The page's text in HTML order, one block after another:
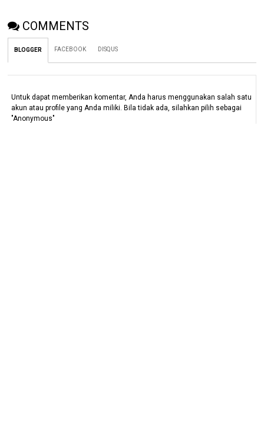
COMMENTS
BLOGGER FACEBOOK DISQUS
Untuk dapat memberikan komentar, Anda harus menggunakan salah satu
akun atau profile yang Anda miliki. Bila tidak ada, silahkan pilih sebagai
"Anonymous"